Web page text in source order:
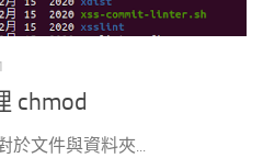
chmod
於文件與資料夾...